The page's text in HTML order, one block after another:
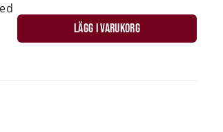
LÄGG I VARUKORG